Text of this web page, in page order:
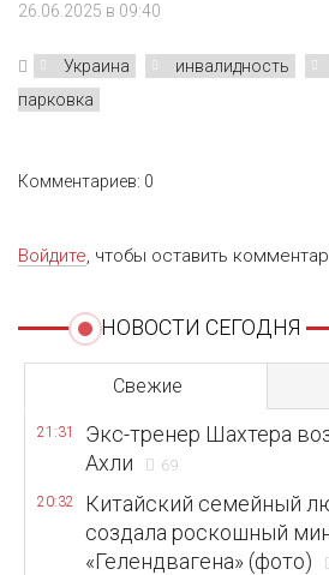
26.06.2025 в 09:40
Украина инвалидность
парковка
Комментариев: 0
Войдите, чтобы оставить
НОВОСТИ СЕГОДНЯ
Свежие
21:31
Экс-тренер Шахтера
Ахли
69
20:32
Китайский семейный
создала роскошный
«Гелендвагена» (фото)